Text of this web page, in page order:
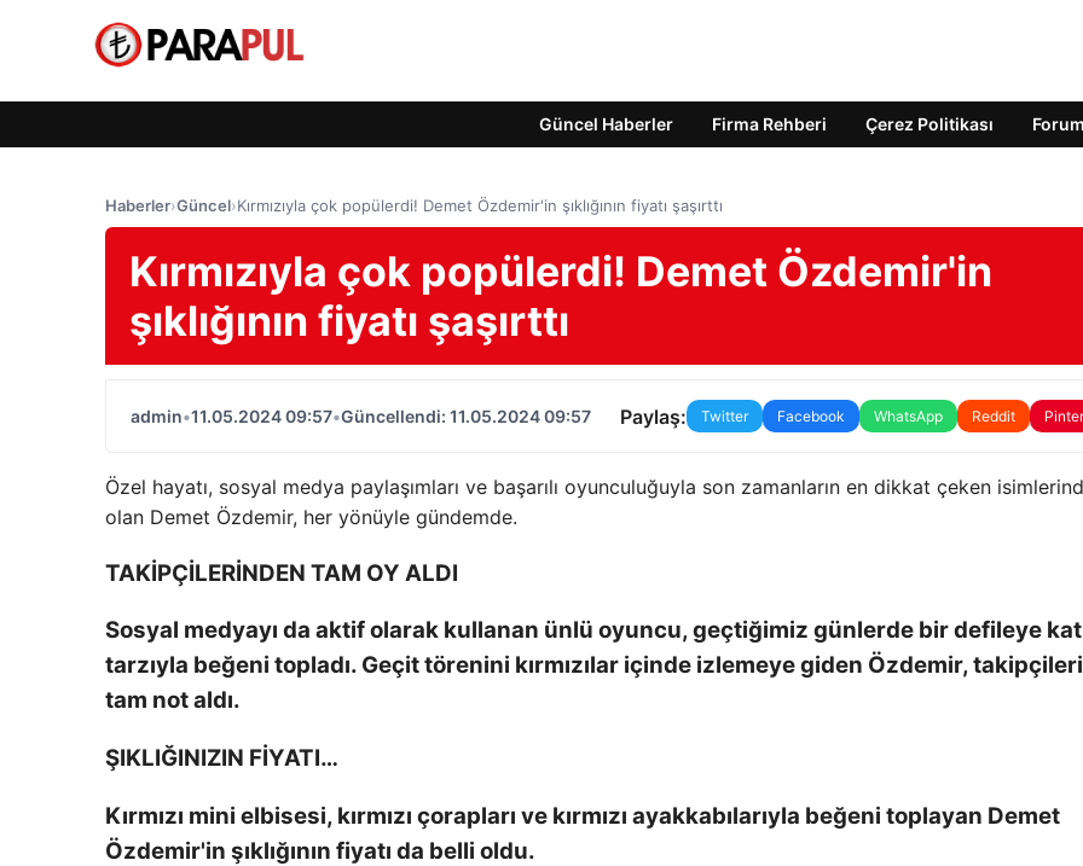
Güncel Haberler Firma Rehberi Çerez Politikası Forum
Haberler›Güncel›Kırmızıyla çok popülerdi! Demet Özdemir'in şıklığının fiyatı şaşırttı
Kırmızıyla çok popülerdi! Demet Özdemir'in
şıklığının fiyatı şaşırttı
admin•11.05.2024 09:57•Güncellendi: 11.05.2024 09:57 Paylaş: Twitter Facebook WhatsApp Reddit
Özel hayatı, sosyal medya paylaşımları ve başarılı oyunculuğuyla son zamanların en dikkat çeken
olan Demet Özdemir, her yönüyle gündemde.
TAKİPÇİLERİNDEN TAM OY ALDI
Sosyal medyayı da aktif olarak kullanan ünlü oyuncu, geçtiğimiz günlerde bir defileye
tarzıyla beğeni topladı. Geçit törenini kırmızılar içinde izlemeye giden Özdemir,
tam not aldı.
ŞIKLIĞINIZIN FİYATI…
Kırmızı mini elbisesi, kırmızı çorapları ve kırmızı ayakkabılarıyla beğeni toplayan Demet
Özdemir'in şıklığının fiyatı da belli oldu.